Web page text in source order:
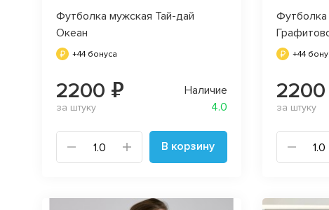
Футболка мужская Тай-дай
Океан
+44 бонуса
2200 ₽
за штуку
Наличие
4.0
В корзину
Футболка
+44
за штуку